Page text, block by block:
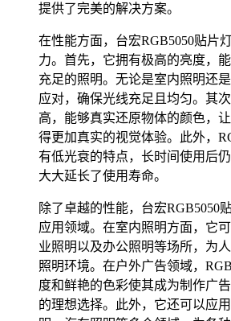
提供了完美的解决方案。
在性能方面，台宏RGB5050贴片
力。首先，它拥有极高的亮度，
充足的照明。无论是室内照明还
应对，确保光线充足且均匀。其
高，能够真实还原物体的颜色，
得更加真实的视觉体验。此外，
有低光衰的特点，长时间使用后
大大延长了使用寿命。
除了卓越的性能，台宏RGB5050
应用领域。在室内照明方面，它
业照明以及办公照明等场所，为
照明环境。在户外广告领域，
度和鲜艳的色彩使其成为制作广
的理想选择。此外，它还可以应